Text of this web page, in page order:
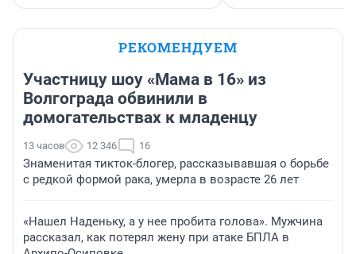
РЕКОМЕНДУЕМ
Участницу шоу «Мама в 16» из
Волгограда обвинили в
домогательствах к младенцу
13 часов 12 346 16
Знаменитая тикток-блогер, рассказывавшая о борьбе
с редкой формой рака, умерла в возрасте 26 лет
«Нашел Наденьку, а у нее пробита голова». Мужчина
рассказал, как потерял жену при атаке БПЛА в